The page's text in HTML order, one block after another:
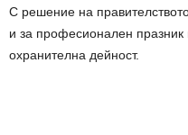
С решение на
и за професионален празник
охранителна дейност.